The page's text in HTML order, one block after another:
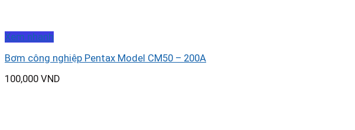
Xem nhanh
Bơm công nghiệp Pentax Model CM50 – 200A
100,000 VND